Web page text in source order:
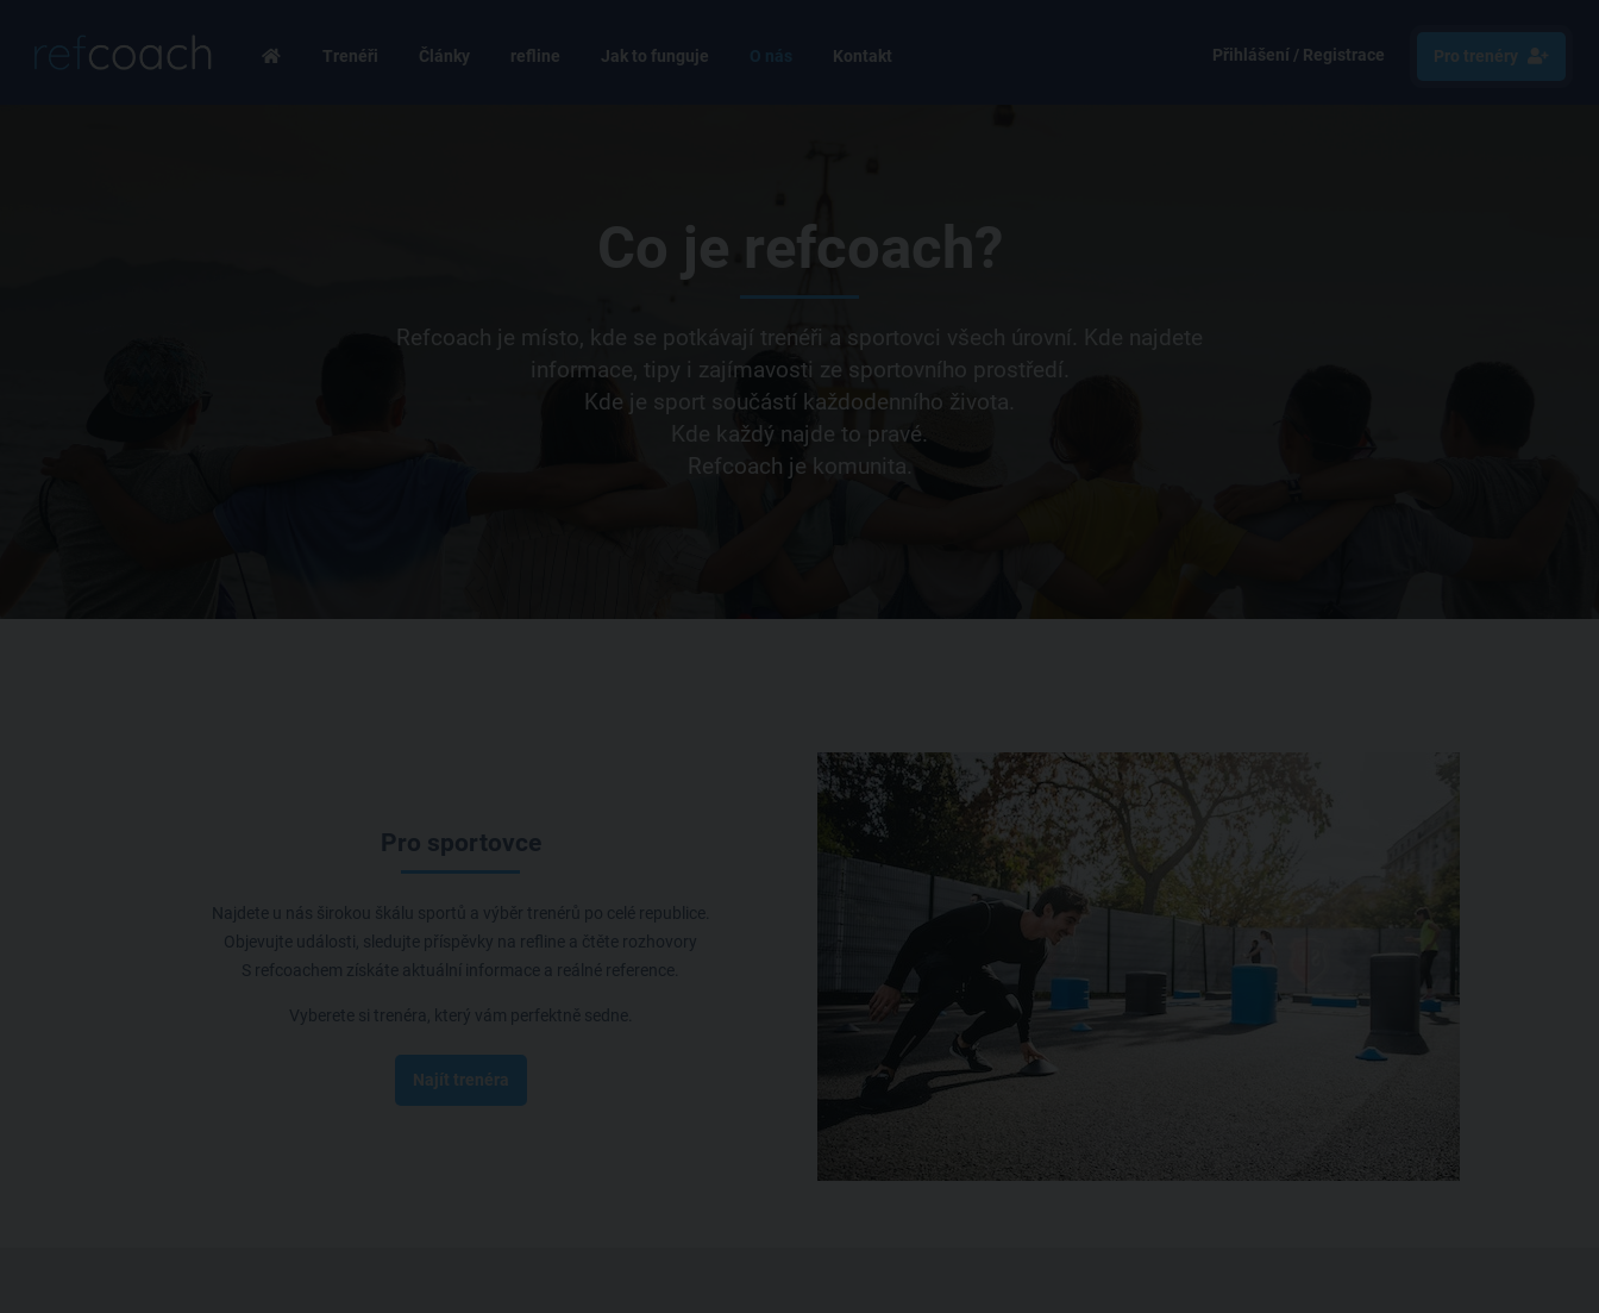
Trenéři Články refline Jak to funguje Kontakt Přihlášení / Registrace Pro trenéry
Co je refcoach?
Refcoach je místo, kde se potkávají trenéři a sportovci všech úrovní. Kde najdete
informace, tipy i zajímavosti ze sportovního prostředí.
Kde je sport součástí každodenního života.
Kde každý najde to pravé.
Refcoach je komunita.
Pro sportovce
Najdete u nás širokou škálu sportů a výběr trenérů po celé republice.
Objevujte události, sledujte příspěvky na refline a čtěte rozhovory
S refcoachem získáte aktuální informace a reálné reference.
Vyberete si trenéra, který vám perfektně sedne.
Najít trenéra